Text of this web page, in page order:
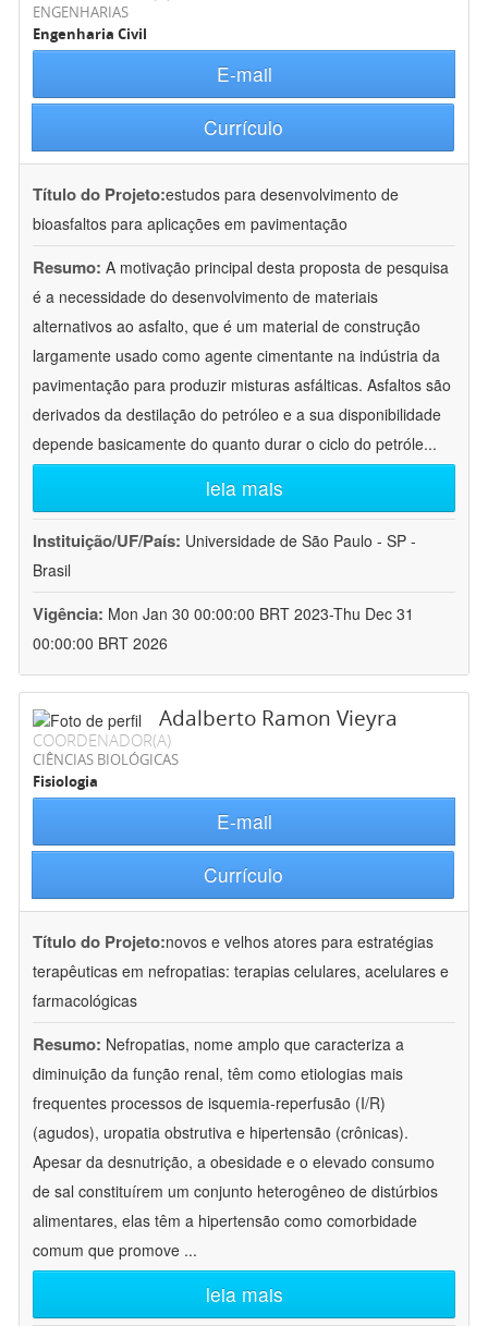
ENGENHARIAS
Engenharia Civil
E-mail
Currículo
Título do Projeto:estudos para desenvolvimento de
bioasfaltos para aplicações em pavimentação
Resumo: A motivação principal desta proposta de pesquisa
é a necessidade do desenvolvimento de materiais
alternativos ao asfalto, que é um material de construção
largamente usado como agente cimentante na indústria da
pavimentação para produzir misturas asfálticas. Asfaltos são
derivados da destilação do petróleo e a sua disponibilidade
depende basicamente do quanto durar o ciclo do petróle...
leia mais
Instituição/UF/País: Universidade de São Paulo - SP -
Brasil
Vigência: Mon Jan 30 00:00:00 BRT 2023-Thu Dec 31
00:00:00 BRT 2026
Adalberto Ramon Vieyra
COORDENADOR(A)
CIÊNCIAS BIOLÓGICAS
Fisiologia
E-mail
Currículo
Título do Projeto:novos e velhos atores para estratégias
terapêuticas em nefropatias: terapias celulares, acelulares e
farmacológicas
Resumo: Nefropatias, nome amplo que caracteriza a
diminuição da função renal, têm como etiologias mais
frequentes processos de isquemia-reperfusão (I/R)
(agudos), uropatia obstrutiva e hipertensão (crônicas).
Apesar da desnutrição, a obesidade e o elevado consumo
de sal constituírem um conjunto heterogêneo de distúrbios
alimentares, elas têm a hipertensão como comorbidade
comum que promove ...
leia mais